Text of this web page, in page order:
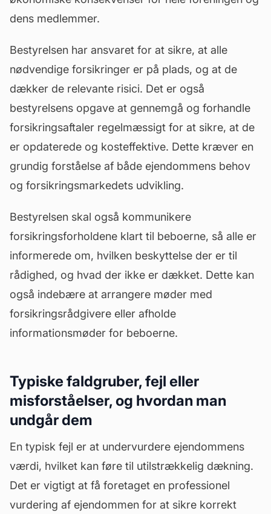
dens medlemmer.
Bestyrelsen har ansvaret for at sikre, at alle
nødvendige forsikringer er på plads, og at de
dækker de relevante risici. Det er også
bestyrelsens opgave at gennemgå og forhandle
forsikringsaftaler regelmæssigt for at sikre, at de
er opdaterede og kosteffektive. Dette kræver en
grundig forståelse af både ejendommens behov
og forsikringsmarkedets udvikling.
Bestyrelsen skal også kommunikere
forsikringsforholdene klart til beboerne, så alle er
informerede om, hvilken beskyttelse der er til
rådighed, og hvad der ikke er dækket. Dette kan
også indebære at arrangere møder med
forsikringsrådgivere eller afholde
informationsmøder for beboerne.
Typiske faldgruber, fejl eller
misforståelser, og hvordan man
undgår dem
En typisk fejl er at undervurdere ejendommens
værdi, hvilket kan føre til utilstrækkelig dækning.
Det er vigtigt at få foretaget en professionel
vurdering af ejendommen for at sikre korrekt